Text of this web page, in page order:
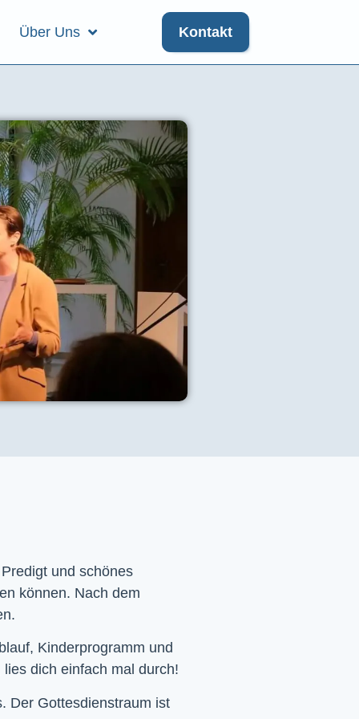
Über Uns Kontakt
und schönes
können. Nach dem
Kinderprogramm und
dich einfach mal durch!
Der Gottesdienstraum ist